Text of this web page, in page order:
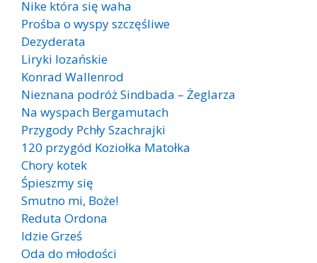
Nike która się waha
Prośba o wyspy szczęśliwe
Dezyderata
Liryki lozańskie
Konrad Wallenrod
Nieznana podróż Sindbada – Żeglarza
Na wyspach Bergamutach
Przygody Pchły Szachrajki
120 przygód Koziołka Matołka
Chory kotek
Śpieszmy się
Smutno mi, Boże!
Reduta Ordona
Idzie Grześ
Oda do młodości